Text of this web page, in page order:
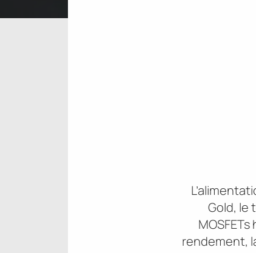
Gold, le
rendement,